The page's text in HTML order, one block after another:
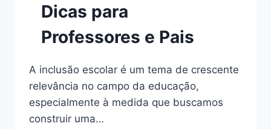
Dicas para
Professores e Pais
A inclusão escolar é um tema de crescente
relevância no campo da educação,
especialmente à medida que buscamos
construir uma…